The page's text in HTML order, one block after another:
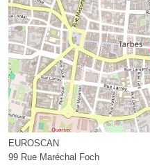
EUROSCAN
99 Rue Maréchal Foch